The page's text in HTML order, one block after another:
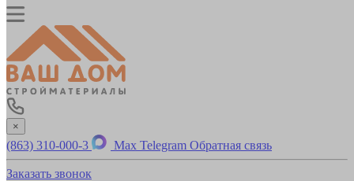
×
(863) 310-000-3 Max Telegram Обратная связь
Заказать звонок